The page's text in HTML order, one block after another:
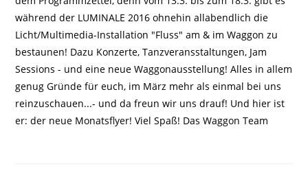
während der LUMINALE 2016 ohnehin allabendlich die
Licht/Multimedia-Installation "Fluss" am & im Waggon zu
bestaunen! Dazu Konzerte, Tanzveransstaltungen, Jam
Sessions - und eine neue Waggonausstellung! Alles in allem
genug Gründe für euch, im März mehr als einmal bei uns
reinzuschauen...- und da freun wir uns drauf! Und hier ist
er: der neue Monatsflyer! Viel Spaß! Das Waggon Team